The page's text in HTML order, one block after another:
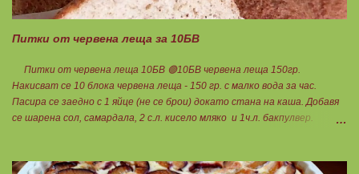
Питки от червена леща за 10БВ
Питки от червена леща 10БВ 🟢10БВ червена леща 150гр.
Накисват се 10 блока червена леща - 150 гр. с малко вода за час.
Пасира се заедно с 1 яйце (не се брои) докато стана на каша. Добавя
се шарена сол, самардала, 2 с.л. кисело мляко и 1ч.л. бакпулвер.
влажни ръце се оформят 10 еднакви топчета. Пече се в добре